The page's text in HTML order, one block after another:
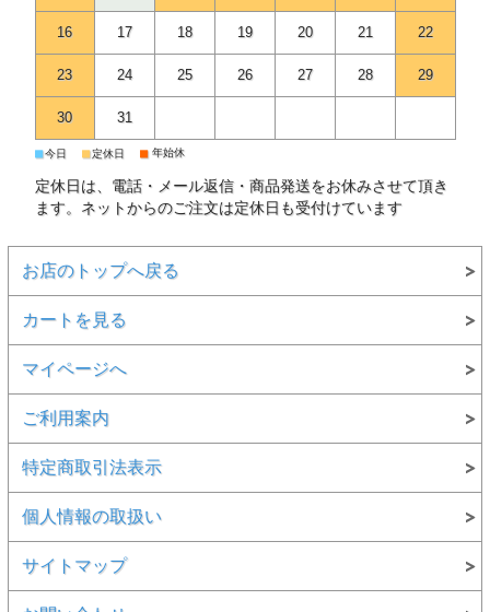
16 17 18 19 20 21 22
23 24 25 26 27 28 29
30 31
■今日 ■定休日 ■ 年始休
定休日は、電話・メール返信・商品発送をお休みさせて頂き
ます。ネットからのご注文は定休日も受付けています
お店のトップへ戻る
カートを見る
マイページへ
ご利用案内
特定商取引法表示
個人情報の取扱い
サイトマップ